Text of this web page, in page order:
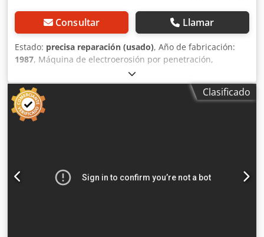
Consultar Llamar
Estado: precisa reparación (usado), Año de fabricación:
1987, Máquina de electroerosión por penetración,
fabricante AGIE, modelo EMT 1.20, año de fabricación
1987. Recorridos: X 250 mm, Y 160 mm, Z 200 mm, con
cabezal de ajuste R3. Dodpfxjix Nqhj Adreck Datos
adicionales en la ficha técnica.
Clasificado